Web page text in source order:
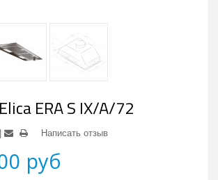
ERA S IX/A/72
Написать отзыв
руб